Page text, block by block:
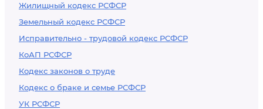
Жилищный кодекс РСФСР
Земельный кодекс РСФСР
Исправительно - трудовой кодекс РСФСР
КоАП РСФСР
Кодекс законов о труде
Кодекс о браке и семье РСФСР
УК РСФСР